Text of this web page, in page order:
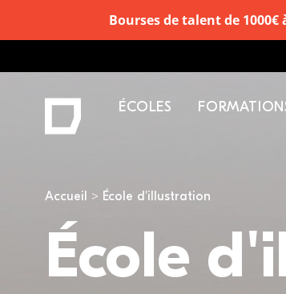
Vous êtes ici
Accueil École d'illustration
École
ÉCOLES
Bourses de talent de 1000€